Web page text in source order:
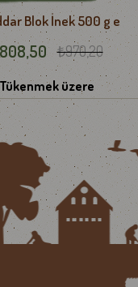
Blok İnek 500 g e
₺970,20
Tükenmek üzere